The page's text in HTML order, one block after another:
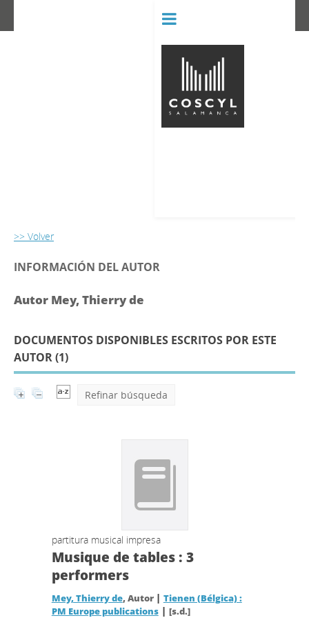
>> Volver
INFORMACIÓN DEL AUTOR
Autor Mey, Thierry de
DOCUMENTOS DISPONIBLES ESCRITOS POR ESTE
AUTOR (1)
Refinar búsqueda
partitura musical impresa
Musique de tables : 3
performers
Mey, Thierry de, Autor | Tienen (Bélgica) :
PM Europe publications| [s.d.]